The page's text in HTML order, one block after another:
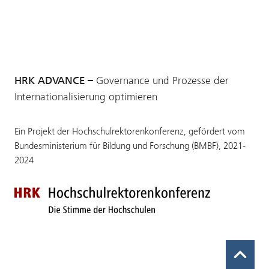
HRK ADVANCE – Governance und Prozesse der
Internationalisierung optimieren
Ein Projekt der Hochschulrektorenkonferenz, gefördert vom
Bundesministerium für Bildung und Forschung (BMBF), 2021-
2024
Zur Startseite der HRK